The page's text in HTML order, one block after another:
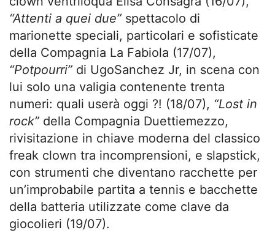
“Attenti a quei due” spettacolo di
marionette speciali, particolari e sofisticate
della Compagnia La Fabiola (17/07),
“Potpourri” di UgoSanchez Jr, in scena con
lui solo una valigia contenente trenta
numeri: quali userà oggi ?! (18/07), “Lost in
rock” della Compagnia Duettiemezzo,
rivisitazione in chiave moderna del classico
freak clown tra incomprensioni, e slapstick,
con strumenti che diventano racchette per
un’improbabile partita a tennis e bacchette
della batteria utilizzate come clave da
giocolieri (19/07).